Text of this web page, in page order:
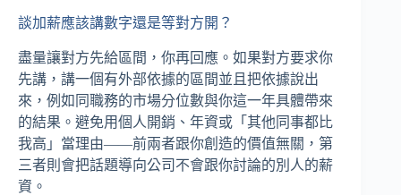
談加薪應該講數字還是等對方開？
盡量讓對方先給區間，你再回應。如果對方要求你
先講，講一個有外部依據的區間並且把依據說出
來，例如同職務的市場分位數與你這一年具體帶來
的結果。避免用個人開銷、年資或「其他同事都比
我高」當理由——前兩者跟你創造的價值無關，第
三者則會把話題導向公司不會跟你討論的別人的薪
資。